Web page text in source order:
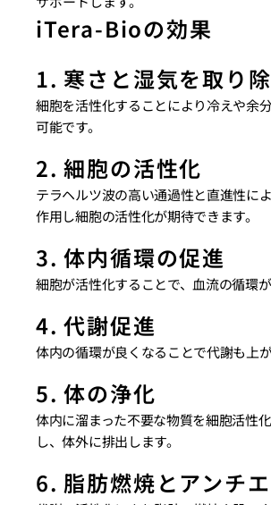
iTera-Bioの効果
1. 寒さと湿気を取り
細胞を活性化することにより冷えや余
可能です。
2. 細胞の活性化
テラヘルツ波の高い通過性と直進性に
作用し細胞の活性化が期待できます。
3. 体内循環の促進
細胞が活性化することで、血流の循環が
4. 代謝促進
体内の循環が良くなることで代謝も上が
5. 体の浄化
体内に溜まった不要な物質を細胞活性
し、体外に排出します。
6. 脂肪燃焼とアンチ